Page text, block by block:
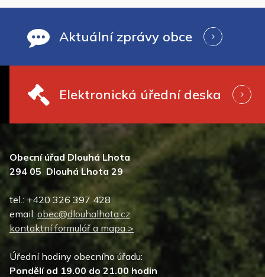
Aktuální zprávy obce
Elektronická úřední deska
Obecní úřad Dlouhá Lhota
294 05 Dlouhá Lhota 29
tel.: +420 326 397 428
email: obec@dlouhalhota.cz
kontaktní formulář a mapa >
Úřední hodiny obecního úřadu:
Pondělí od 19.00 do 21.00 hodin